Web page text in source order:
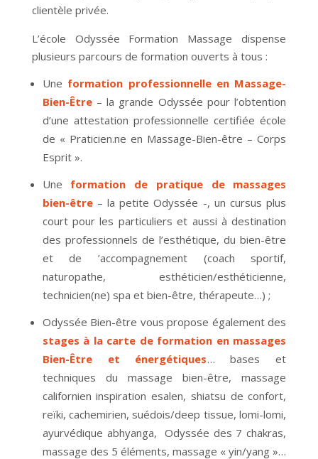
clientèle privée.
L’école Odyssée Formation Massage dispense
plusieurs parcours de formation ouverts à tous :
Une formation professionnelle en Massage-
Bien-Être– la grande Odyssée pour l’obtention
d’une attestation professionnelle certifiée école
de « Praticien.ne en Massage-Bien-être – Corps
Esprit ».
Une formation de pratique de massages
bien-être– la petite Odyssée -, un cursus plus
court pour les particuliers et aussi à destination
des professionnels de l’esthétique, du bien-être
et de ’accompagnement (coach sportif,
naturopathe, esthéticien/esthéticienne,
technicien(ne) spa et bien-être, thérapeute…) ;
Odyssée Bien-être vous propose également des
stages à la carte de formation en massages
Bien-Être et énergétiques… bases et
techniques du massage bien-être, massage
californien inspiration esalen, shiatsu de confort,
reïki, cachemirien, suédois/deep tissue, lomi-lomi,
ayurvédique abhyanga, Odyssée des 7 chakras,
massage des 5 éléments, massage « yin/yang »…